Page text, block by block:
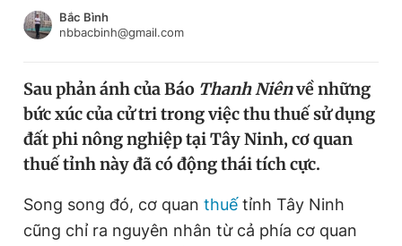
Chào ngày mới
Video Magazine
Tiện ích Bạn cần biết
Bắc Bình
nbbacbinh@gmail.com
Sau phản ánh của Báo Thanh Niênvề những
bức xúc của cử tri trong việc thu thuế sử dụng
đất phi nông nghiệp tại Tây Ninh, cơ quan
thuế tỉnh này đã có động thái tích cực.
Song song đó, cơ quan thuế tỉnh Tây Ninh
cũng chỉ ra nguyên nhân từ cả phía cơ quan